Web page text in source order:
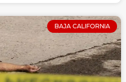
BAJA CALIFORNIA